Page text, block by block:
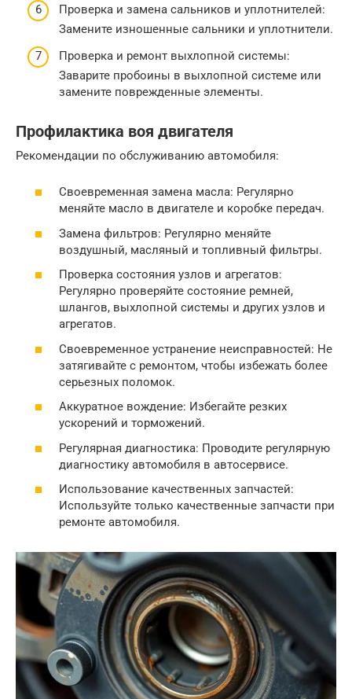
Проверка и замена сальников и уплотнителей:
Замените изношенные сальники и уплотнители.
Проверка и ремонт выхлопной системы:
Заварите пробоины в выхлопной системе или
замените поврежденные элементы.
Профилактика воя двигателя
Рекомендации по обслуживанию автомобиля:
Своевременная замена масла: Регулярно
меняйте масло в двигателе и коробке передач.
Замена фильтров: Регулярно меняйте
воздушный, масляный и топливный фильтры.
Проверка состояния узлов и агрегатов:
Регулярно проверяйте состояние ремней,
шлангов, выхлопной системы и других узлов и
агрегатов.
Своевременное устранение неисправностей: Не
затягивайте с ремонтом, чтобы избежать более
серьезных поломок.
Аккуратное вождение: Избегайте резких
ускорений и торможений.
Регулярная диагностика: Проводите регулярную
диагностику автомобиля в автосервисе.
Использование качественных запчастей:
Используйте только качественные запчасти при
ремонте автомобиля.